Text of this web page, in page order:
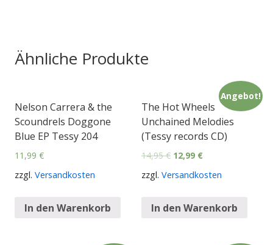
Ähnliche Produkte
Nelson Carrera & the
Scoundrels Doggone
Blue EP Tessy 204
11,99 €
zzgl. Versandkosten
In den Warenkorb
Angebot!
The Hot Wheels
Unchained Melodies
(Tessy records CD)
14,95€ 12,99 €
zzgl. Versandkosten
In den Warenkorb